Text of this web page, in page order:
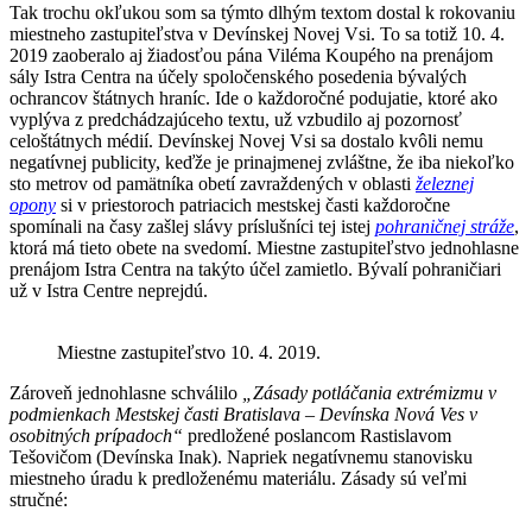
Tak trochu okľukou som sa týmto dlhým textom dostal k rokovaniu
miestneho zastupiteľstva v Devínskej Novej Vsi. To sa totiž 10. 4.
2019 zaoberalo aj žiadosťou pána Viléma Koupého na prenájom
sály Istra Centra na účely spoločenského posedenia bývalých
ochrancov štátnych hraníc. Ide o každoročné podujatie, ktoré ako
vyplýva z predchádzajúceho textu, už vzbudilo aj pozornosť
celoštátnych médií. Devínskej Novej Vsi sa dostalo kvôli nemu
negatívnej publicity, keďže je prinajmenej zvláštne, že iba niekoľko
sto metrov od pamätníka obetí zavraždených v oblasti železnej
opony si v priestoroch patriacich mestskej časti každoročne
spomínali na časy zašlej slávy príslušníci tej istej pohraničnej stráže,
ktorá má tieto obete na svedomí. Miestne zastupiteľstvo jednohlasne
prenájom Istra Centra na takýto účel zamietlo. Bývalí pohraničiari
už v Istra Centre neprejdú.
Miestne zastupiteľstvo 10. 4. 2019.
Zároveň jednohlasne schválilo
„Zásady potláčania extrémizmu v
podmienkach Mestskej časti Bratislava – Devínska Nová Ves v
osobitných prípadoch“ predložené poslancom Rastislavom
Tešovičom (Devínska Inak). Napriek negatívnemu stanovisku
miestneho úradu k predloženému materiálu. Zásady sú veľmi
stručné: